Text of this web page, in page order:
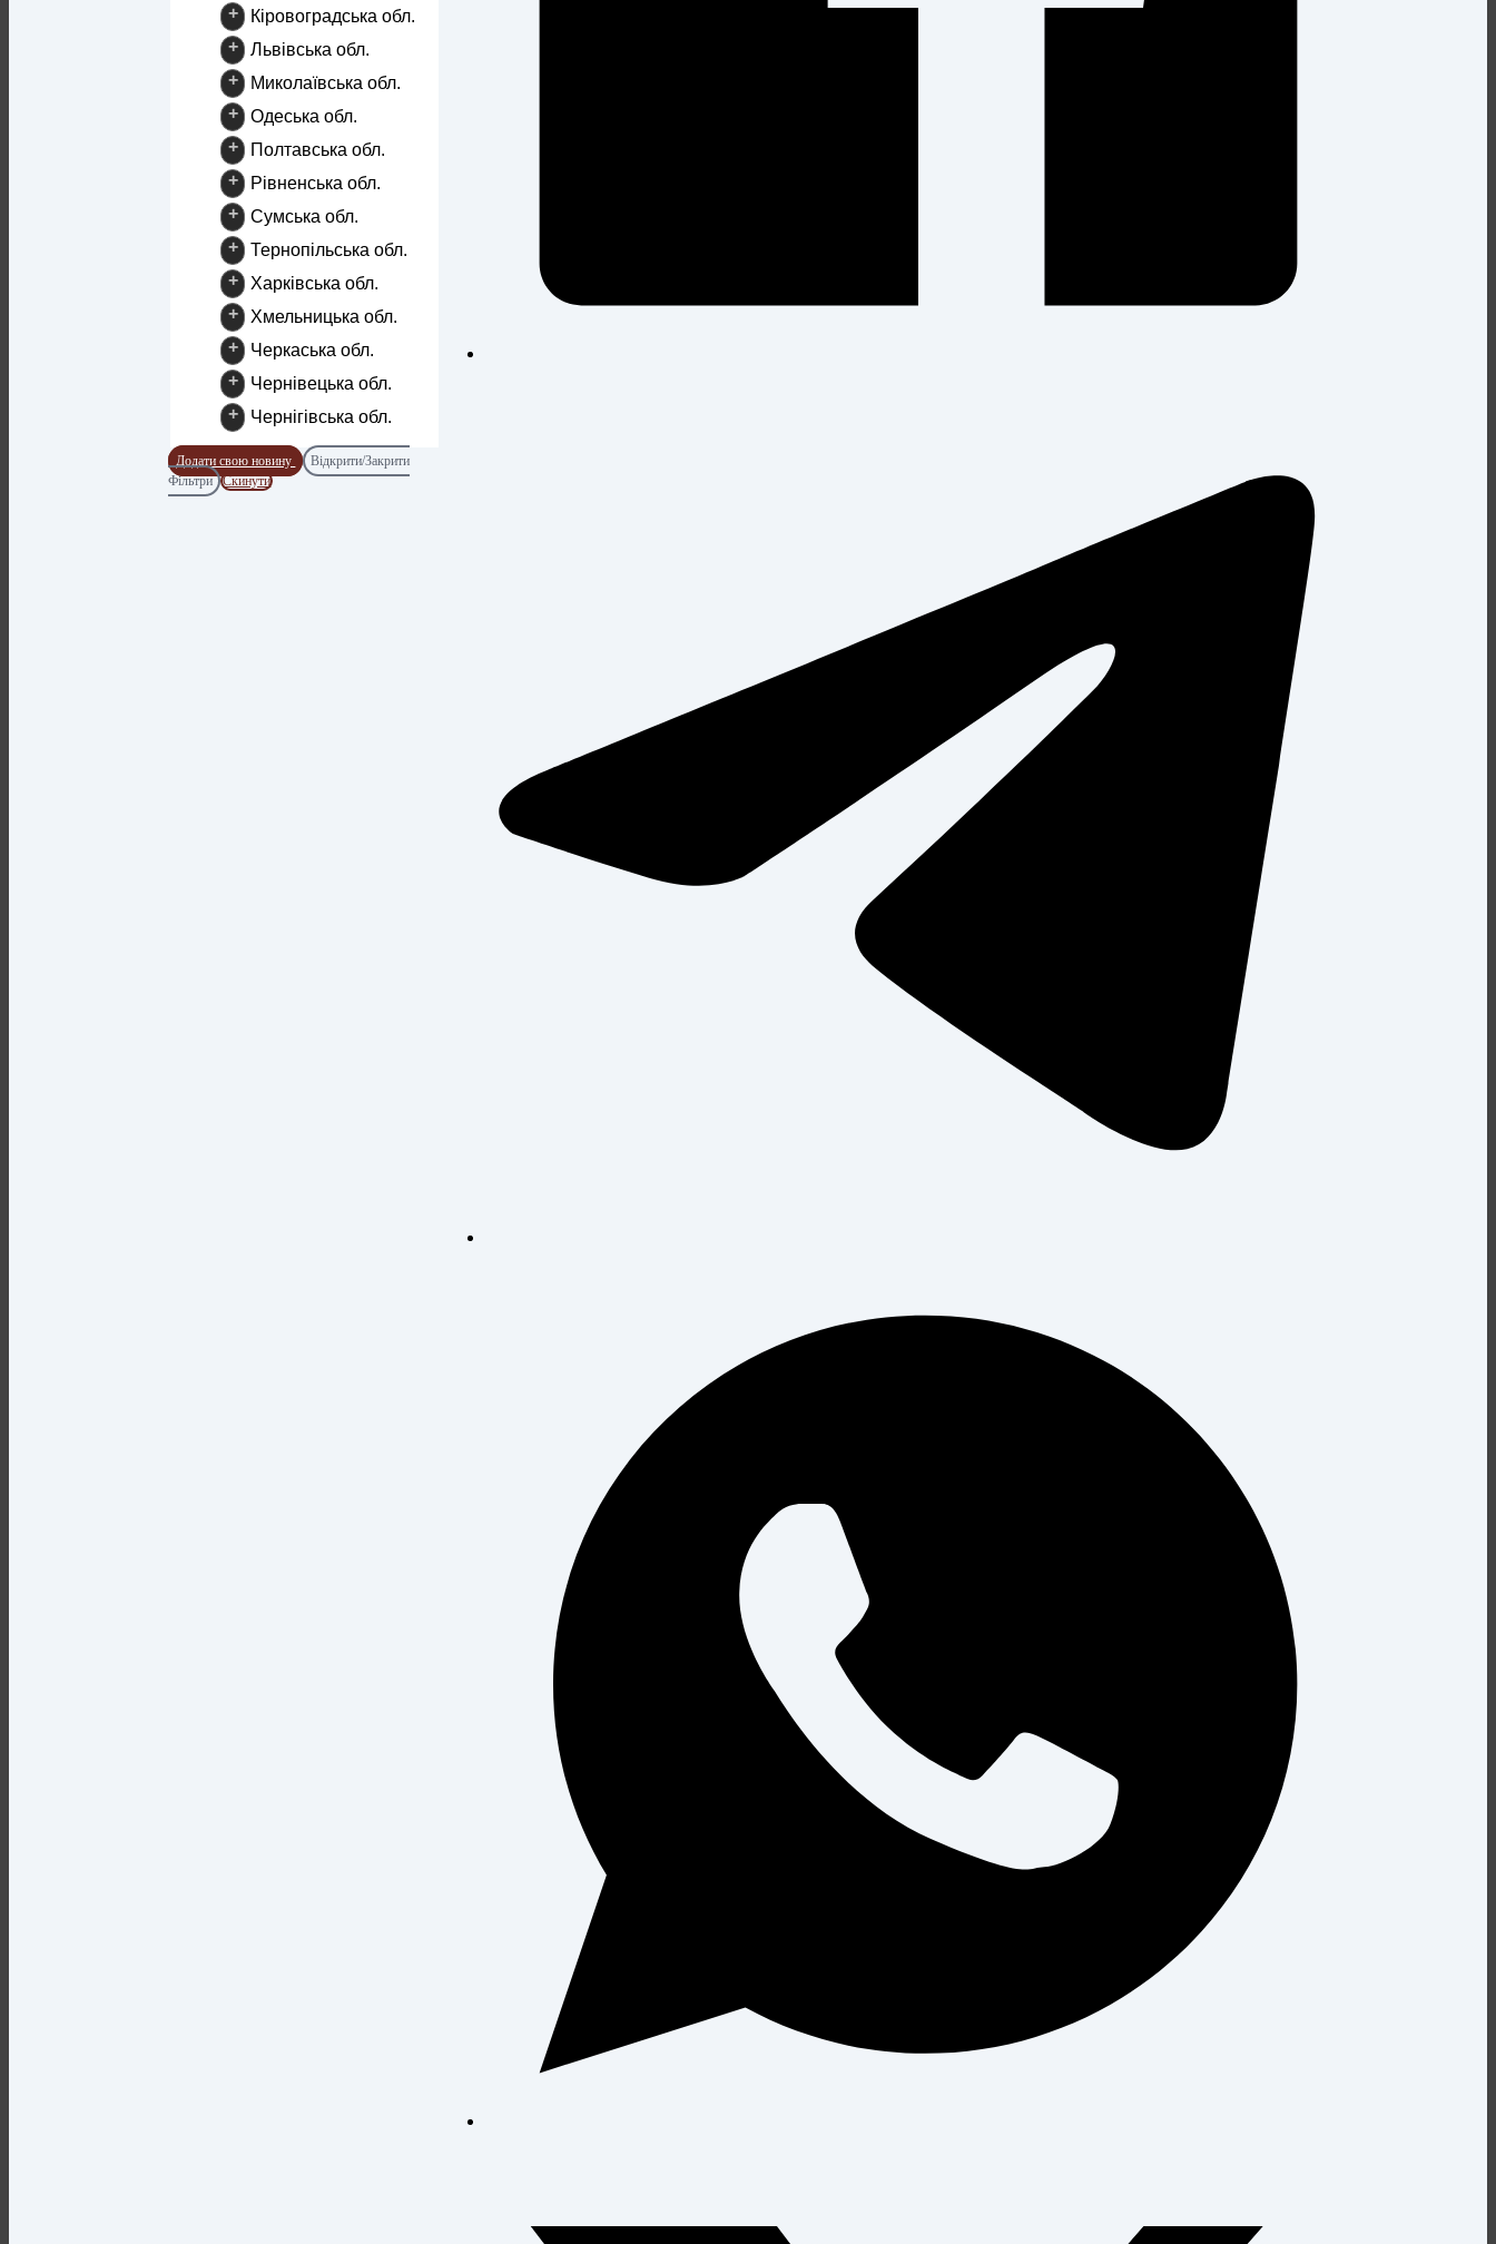
+
Кіровоградська обл.
+
Львівська обл.
+
Миколаївська обл.
+
Одеська обл.
+
Полтавська обл.
+
Рівненська обл.
+
Сумська обл.
+
Тернопільська обл.
+
Харківська обл.
+
Хмельницька обл.
+
Черкаська обл.
+
Чернівецька обл.
+
Чернігівська обл.
Додати свою новину
Відкрити/Закрити
Фільтри
Скинути